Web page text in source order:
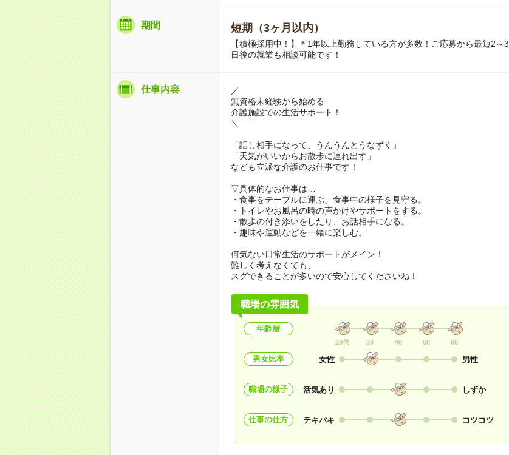
期間 短期（3ヶ月以内）
【積極採用中！】＊1年以上勤務している方が多数！ご応募から最短2～3
日後の就業も相談可能です！
仕事内容
／
無資格未経験から始める
介護施設での生活サポート！
＼
「話し相手になって、うんうんとうなずく」
「天気がいいからお散歩に連れ出す」
なども立派な介護のお仕事です！
▽具体的なお仕事は…
・食事をテーブルに運ぶ、食事中の様子を見守る。
・トイレやお風呂の時の声かけやサポートをする。
・散歩の付き添いをしたり、お話相手になる。
・趣味や運動などを一緒に楽しむ。
何気ない日常生活のサポートがメイン！
難しく考えなくても、
スグできることが多いので安心してくださいね！
職場の雰囲気
年齢層
20代 30 40 50 60
男女比率 女性 男性
職場の様子 活気あり しずか
仕事の仕方 テキパキ コツコツ